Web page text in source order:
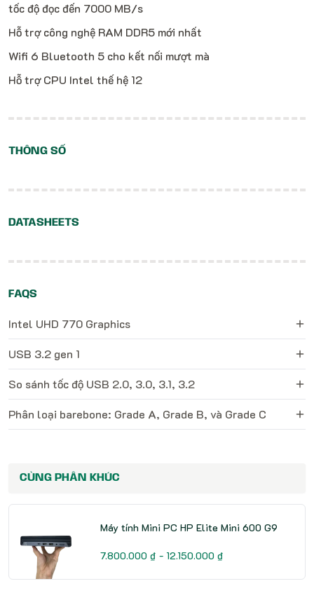
tốc độ đọc đến 7000 MB/s
Hỗ trợ công nghệ RAM DDR5 mới nhất
Wifi 6 Bluetooth 5 cho kết nối mượt mà
Hỗ trợ CPU Intel thế hệ 12
THÔNG SỐ
DATASHEETS
FAQS
Intel UHD 770 Graphics
USB 3.2 gen 1
So sánh tốc độ USB 2.0, 3.0, 3.1, 3.2
Phân loại barebone: Grade A, Grade B, và Grade C
CÙNG PHÂN KHÚC
Máy tính Mini PC HP Elite Mini 600 G9
7.800.000 ₫ - 12.150.000 ₫